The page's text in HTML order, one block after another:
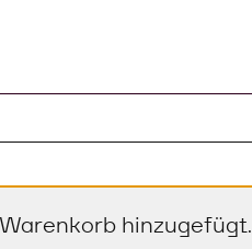
hinzugefügt.